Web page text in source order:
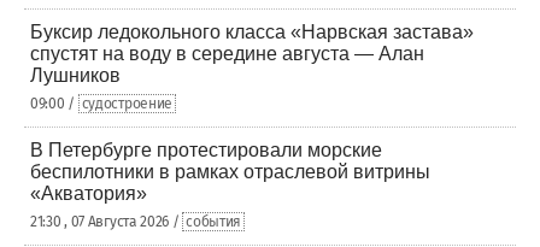
Буксир ледокольного класса «Нарвская застава»
спустят на воду в середине августа — Алан
Лушников
09:00 / судостроение
В Петербурге протестировали морские
беспилотники в рамках отраслевой витрины
«Акватория»
21:30 , 07 Августа 2026 / события